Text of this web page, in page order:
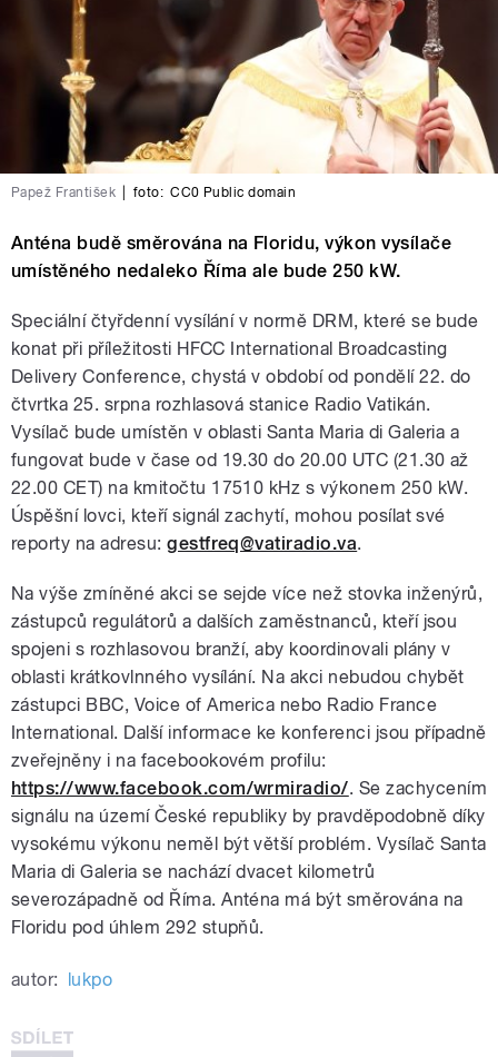
Papež František foto: CC0 Public domain
Anténa budě směrována na Floridu, výkon vysílače
umístěného nedaleko Říma ale bude 250 kW.
Speciální čtyřdenní vysílání v normě DRM, které se bude
konat při příležitosti HFCC International Broadcasting
Delivery Conference, chystá v období od pondělí 22. do
čtvrtka 25. srpna rozhlasová stanice Radio Vatikán.
Vysílač bude umístěn v oblasti Santa Maria di Galeria a
fungovat bude v čase od 19.30 do 20.00 UTC (21.30 až
22.00 CET) na kmitočtu 17510 kHz s výkonem 250 kW.
Úspěšní lovci, kteří signál zachytí, mohou posílat své
reporty na adresu:gestfreq@vatiradio.va.
Na výše zmíněné akci se sejde více než stovka inženýrů,
zástupců regulátorů a dalších zaměstnanců, kteří jsou
spojeni s rozhlasovou branží, aby koordinovali plány v
oblasti krátkovlnného vysílání. Na akci nebudou chybět
zástupci BBC, Voice of America nebo Radio France
International. Další informace ke konferenci jsou případně
zveřejněny i na facebookovém profilu:
https://www.facebook.com/wrmiradio/. Se zachycením
signálu na území České republiky by pravděpodobně díky
vysokému výkonu neměl být větší problém. Vysílač Santa
Maria di Galeria se nachází dvacet kilometrů
severozápadně od Říma. Anténa má být směrována na
Floridu pod úhlem 292 stupňů.
autor: lukpo